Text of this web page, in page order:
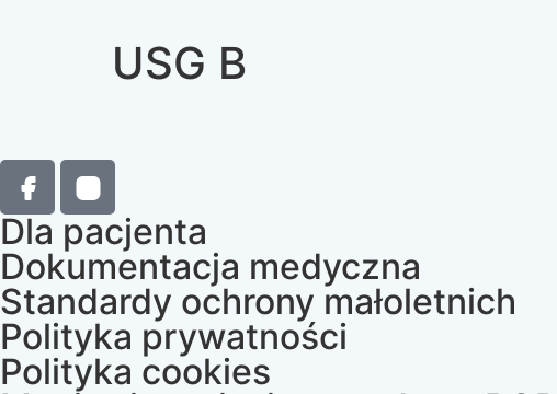
USG B
Dla pacjenta
Dokumentacja medyczna
Standardy ochrony małoletnich
Polityka prywatności
Polityka cookies